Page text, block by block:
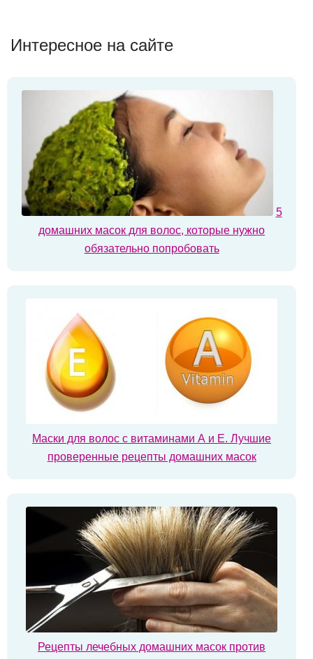
Интересное на сайте
5
домашних масок для волос, которые нужно
обязательно попробовать
Маски для волос с витаминами А и Е. Лучшие
проверенные рецепты домашних масок
Рецепты лечебных домашних масок против